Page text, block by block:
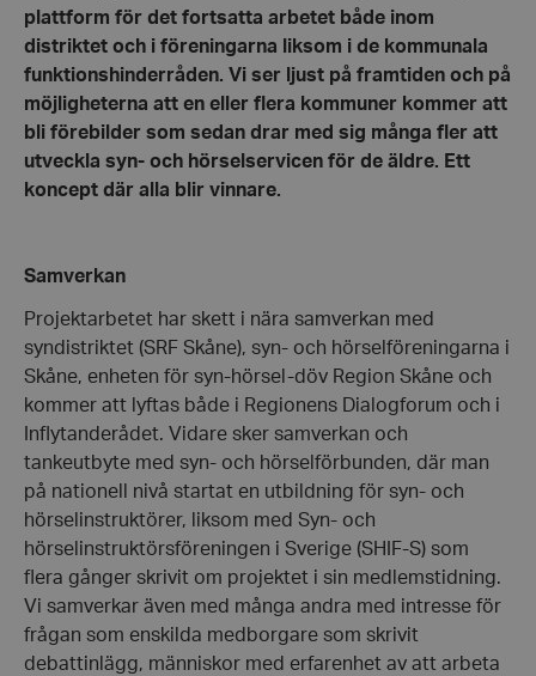
plattform för det fortsatta arbetet både inom
distriktet och i föreningarna liksom i de kommunala
funktionshinderråden. Vi ser ljust på framtiden och på
möjligheterna att en eller flera kommuner kommer att
bli förebilder som sedan drar med sig många fler att
utveckla syn- och hörselservicen för de äldre. Ett
koncept där alla blir vinnare.
Samverkan
Projektarbetet har skett i nära samverkan med
syndistriktet (SRF Skåne), syn- och hörselföreningarna i
Skåne, enheten för syn-hörsel-döv Region Skåne och
kommer att lyftas både i Regionens Dialogforum och i
Inflytanderådet. Vidare sker samverkan och
tankeutbyte med syn- och hörselförbunden, där man
på nationell nivå startat en utbildning för syn- och
hörselinstruktörer, liksom med Syn- och
hörselinstruktörsföreningen i Sverige (SHIF-S) som
flera gånger skrivit om projektet i sin medlemstidning.
Vi samverkar även med många andra med intresse för
frågan som enskilda medborgare som skrivit
debattinlägg, människor med erfarenhet av att arbeta